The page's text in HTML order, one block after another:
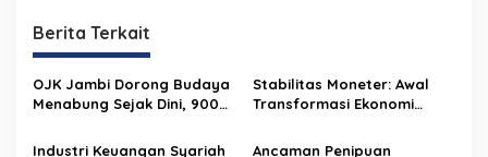
a
s
i
Berita Terkait
OJK Jambi Dorong Budaya
Menabung Sejak Dini, 900
Ikuti Hari Indonesia
Stabilitas Moneter: Awal
Transformasi Ekonomi
Industri Keuangan Syariah
Ancaman Penipuan